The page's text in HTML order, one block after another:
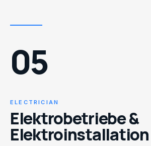
05
ELECTRICIAN
Elektrobetriebe &
Elektroinstallation